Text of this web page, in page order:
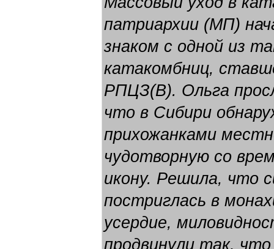
патриархии (МП)
знаком с одной из
катакомбниц,
РПЦЗ(В). Ольга
что в Сибири
прихожанками
чудотворную со
икону. Решила, что
постриглась в
усердие,
продвинули так, что